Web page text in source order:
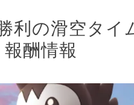
利の滑空タ
酬情報